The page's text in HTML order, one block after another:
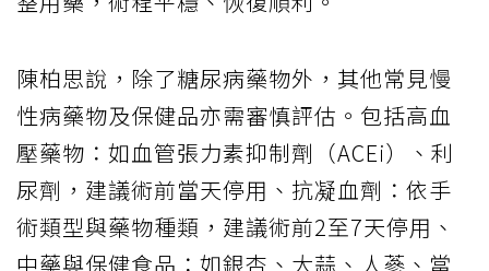
陳柏思說，除了糖尿病藥物外，其他常見慢
性病藥物及保健品亦需審慎評估。包括高血
壓藥物：如血管張力素抑制劑（ACEi）、利
尿劑，建議術前當天停用、抗凝血劑：依手
術類型與藥物種類，建議術前2至7天停用、
中藥與保健食品：如銀杏、大蒜、人蔘、當